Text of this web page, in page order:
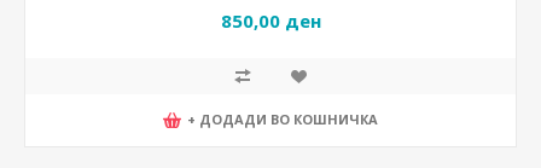
850,00 ден
+ ДОДАДИ ВО КОШНИЧКА